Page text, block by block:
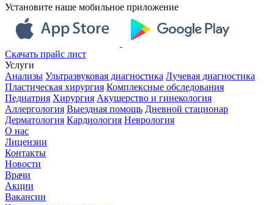
Установите наше мобильное приложение
Скачать прайс лист
Услуги
Анализы Ультразвуковая диагностика Лучевая диагностика
Пластическая хирургия Комплексные обследования
Педиатрия Хирургия Акушерство и гинекология
Аллергология Выездная помощь Дневной стационар
Дерматология Кардиология Неврология
О нас
Лицензии
Контакты
Новости
Врачи
Акции
Вакансии